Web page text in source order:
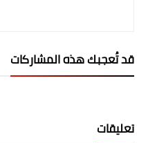
قد تُعجبك هذه المشاركات
تعليقات